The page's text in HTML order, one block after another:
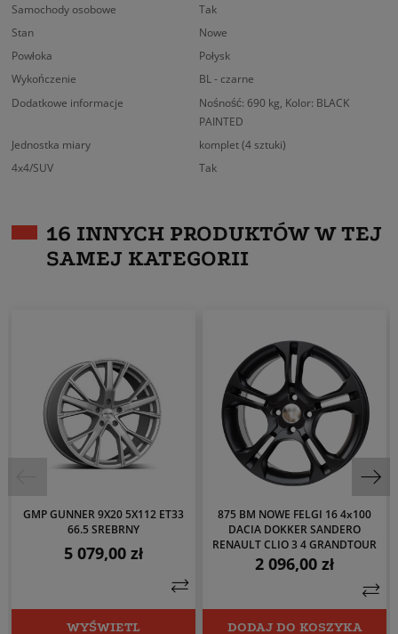
Samochody osobowe
Tak
Stan
Nowe
Powłoka
Połysk
Wykończenie
BL - czarne
Dodatkowe informacje
Nośność: 690 kg, Kolor: BLACK
PAINTED
Jednostka miary
komplet (4 sztuki)
4x4/SUV
Tak
16 INNYCH PRODUKTÓW W TEJ
SAMEJ KATEGORII
GMP GUNNER 9X20 5X112 ET33
66.5 SREBRNY
Cena
5 079,00 zł
WYŚWIETL
875 BM NOWE FELGI 16 4x100
DACIA DOKKER SANDERO
RENAULT CLIO 3 4 GRANDTOUR
Cena
2 096,00 zł
DODAJ DO KOSZYKA